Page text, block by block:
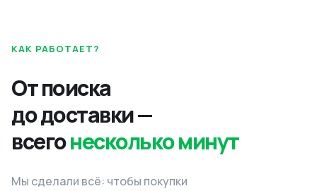
КАК РАБОТАЕТ?
От поиска
до доставки —
всегонесколько минут
Мы сделали всё: чтобы покупки